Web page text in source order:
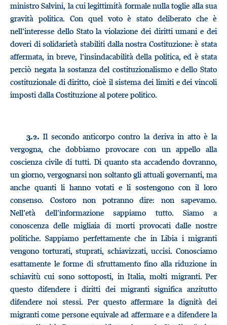
ministro Salvini, la cui legittimità formale nulla toglie alla sua
gravità politica. Con quel voto è stato deliberato che è
nell’interesse dello Stato la violazione dei diritti umani e dei
doveri di solidarietà stabiliti dalla nostra Costituzione: è stata
affermata, in breve, l’insindacabilità della politica, ed è stata
perciò negata la sostanza del costituzionalismo e dello Stato
costituzionale di diritto, cioè il sistema dei limiti e dei vincoli
imposti dalla Costituzione al potere politico.
3.2. Il secondo anticorpo contro la deriva in atto è la
vergogna, che dobbiamo provocare con un appello alla
coscienza civile di tutti. Di quanto sta accadendo dovranno,
un giorno, vergognarsi non soltanto gli attuali governanti, ma
anche quanti li hanno votati e li sostengono con il loro
consenso. Costoro non potranno dire: non sapevamo.
Nell’età dell’informazione sappiamo tutto. Siamo a
conoscenza delle migliaia di morti provocati dalle nostre
politiche. Sappiamo perfettamente che in Libia i migranti
vengono torturati, stuprati, schiavizzati, uccisi. Conosciamo
esattamente le forme di sfruttamento fino alla riduzione in
schiavitù cui sono sottoposti, in Italia, molti migranti. Per
questo difendere i diritti dei migranti significa anzitutto
difendere noi stessi. Per questo affermare la dignità dei
migranti come persone equivale ad affermare e a difendere la